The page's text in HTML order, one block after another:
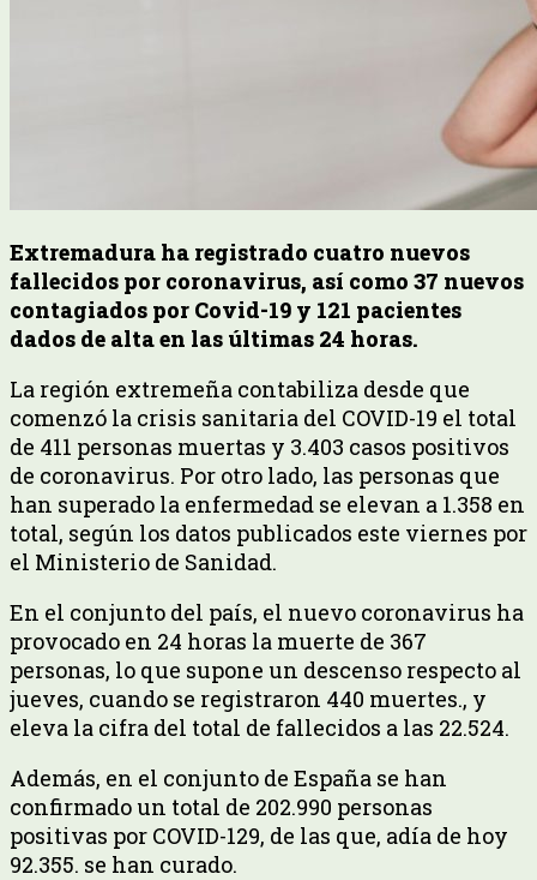
Extremadura ha registrado cuatro nuevos
fallecidos por coronavirus, así como 37 nuevos
contagiados por Covid-19 y 121 pacientes
dados de alta en las últimas 24 horas.
La región extremeña contabiliza desde que
comenzó la crisis sanitaria del COVID-19 el total
de 411 personas muertas y 3.403 casos positivos
de coronavirus. Por otro lado, las personas que
han superado la enfermedad se elevan a 1.358 en
total, según los datos publicados este viernes por
el Ministerio de Sanidad.
En el conjunto del país, el nuevo coronavirus ha
provocado en 24 horas la muerte de 367
personas, lo que supone un descenso respecto al
jueves, cuando se registraron 440 muertes., y
eleva la cifra del total de fallecidos a las 22.524.
Además, en el conjunto de España se han
confirmado un total de 202.990 personas
positivas por COVID-129, de las que, adía de hoy
92.355. se han curado.